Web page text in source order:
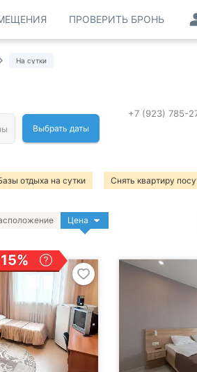
ПРОВЕРИТЬ БРОНЬ
На сутки
+7 (923) 785-
Выбрать даты
отдыха на сутки Снять квартиру
Цена
15%